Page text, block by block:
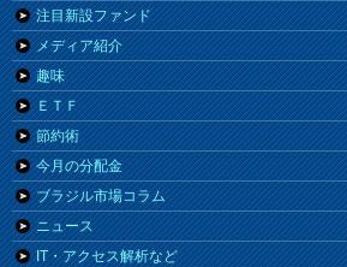
注目新設ファンド
メディア紹介
趣味
ＥＴＦ
節約術
今月の分配金
ブラジル市場コラム
ニュース
IT・アクセス解析など